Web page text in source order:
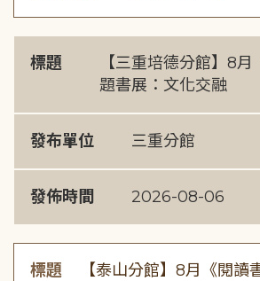
標題
【三重培德分館】8
題書展：文化交融
發布單位 三重分館
發佈時間 2026-08-06
標題
【泰山分館】8月《閱讀